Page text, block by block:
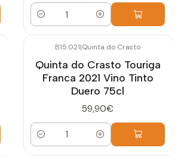
Cantidad
B15.021|Quinta do Crasto
Quinta do Crasto Touriga
Franca 2021 Vino Tinto
Duero 75cl
59,90€
Cantidad